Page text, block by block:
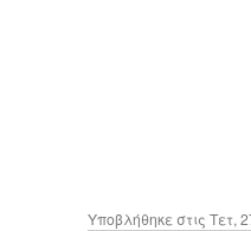
Υποβλήθηκε στις Τετ,